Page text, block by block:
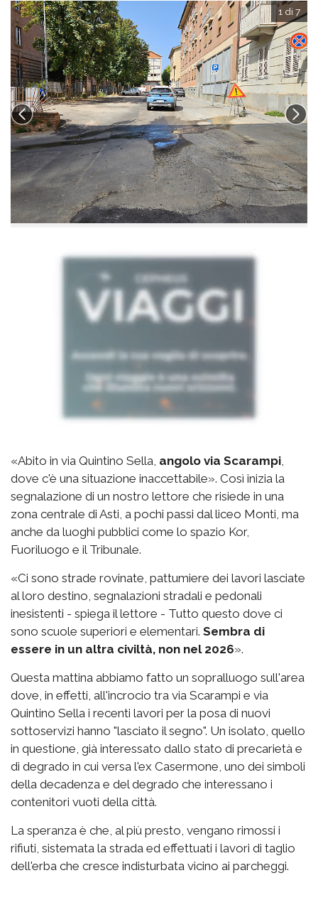
1 di 7
«Abito in via Quintino Sella, angolo via Scarampi,
dove c'è una situazione inaccettabile». Così inizia la
segnalazione di un nostro lettore che risiede in una
zona centrale di Asti, a pochi passi dal liceo Monti, ma
anche da luoghi pubblici come lo spazio Kor,
Fuoriluogo e il Tribunale.
«Ci sono strade rovinate, pattumiere dei lavori lasciate
al loro destino, segnalazioni stradali e pedonali
inesistenti - spiega il lettore - Tutto questo dove ci
sono scuole superiori e elementari. Sembra di
essere in un altra civiltà, non nel 2026».
Questa mattina abbiamo fatto un sopralluogo sull'area
dove, in effetti, all'incrocio tra via Scarampi e via
Quintino Sella i recenti lavori per la posa di nuovi
sottoservizi hanno "lasciato il segno". Un isolato, quello
in questione, già interessato dallo stato di precarietà e
di degrado in cui versa l'ex Casermone, uno dei simboli
della decadenza e del degrado che interessano i
contenitori vuoti della città.
La speranza è che, al più presto, vengano rimossi i
rifiuti, sistemata la strada ed effettuati i lavori di taglio
dell'erba che cresce indisturbata vicino ai parcheggi.